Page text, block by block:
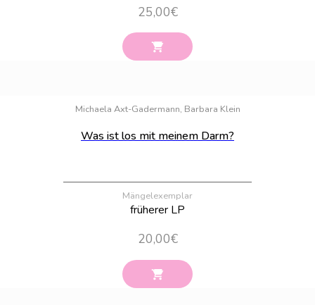
25,00€
Michaela Axt-Gadermann, Barbara Klein
Was ist los mit meinem Darm?
Mängelexemplar
früherer LP
20,00€